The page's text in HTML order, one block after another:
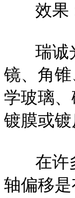
效果：
瑞诚光
镜、角
学玻璃
镀膜或镀
在许多
轴偏移